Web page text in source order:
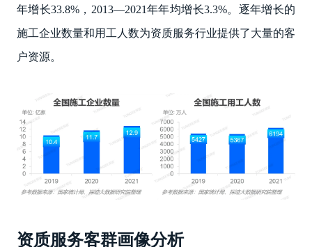
年增长33.8%，2013—2021年年均增长3.3%。逐年增长的
施工企业数量和用工人数为资质服务行业提供了大量的客
户资源。
资质服务客群画像分析